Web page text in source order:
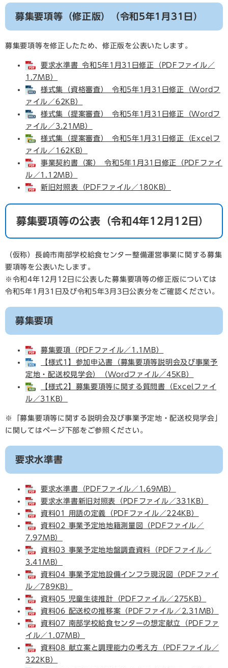
募集要項等（修正版）（令和5年1月31日）
募集要項等を修正したため、修正版を公表いたします。
要求水準書_令和5年1月31日修正（PDFファイル／
1.7MB）
様式集（資格審査）_令和5年1月31日修正（Wordフ
ァイル／62KB）
様式集（提案審査）_令和5年1月31日修正（Wordフ
ァイル／3.21MB）
様式集（提案審査）_令和5年1月31日修正（Excelフ
ァイル／162KB）
事業契約書（案）_令和5年1月31日修正（PDFファイ
ル／1.12MB）
新旧対照表（PDFファイル／180KB）
募集要項等の公表（令和4年12月12日）
（仮称）長崎市南部学校給食センター整備運営事業に関する募集
要項等を公表いたします。
※令和4年12月12日に公表した募集要項等の修正版については
令和5年1月31日及び令和5年3月3日公表分をご確認ください。
募集要項
募集要項（PDFファイル／1.1MB）
【様式1】参加申込書（募集要項等説明会及び事業予
定地・配送校見学会）（Wordファイル／45KB）
【様式2】募集要項等に関する質問書（Excelファイ
ル／31KB）
※「募集要項等に関する説明会及び事業予定地・配送校見学会」
に関してはページ下部をご参照ください。
要求水準書
要求水準書（PDFファイル／1.69MB）
要求水準書新旧対照表（PDFファイル／331KB）
資料01 用語の定義（PDFファイル／224KB）
資料02 事業予定地地籍測量図（PDFファイル／
7.97MB）
資料03 事業予定地地盤調査資料（PDFファイル／
3.41MB）
資料04 事業予定地設備インフラ現況図（PDFファイ
ル／789KB）
資料05 児童生徒推計（PDFファイル／275KB）
資料06 配送校の推移案（PDFファイル／2.31MB）
資料07 南部学校給食センターの想定献立（PDFファ
イル／1.07MB）
資料08 献立案と調理能力の考え方（PDFファイル／
322KB）